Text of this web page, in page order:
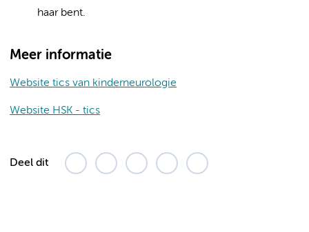
haar bent.
Meer informatie
Website tics van kinderneurologie
Website HSK - tics
Deel dit